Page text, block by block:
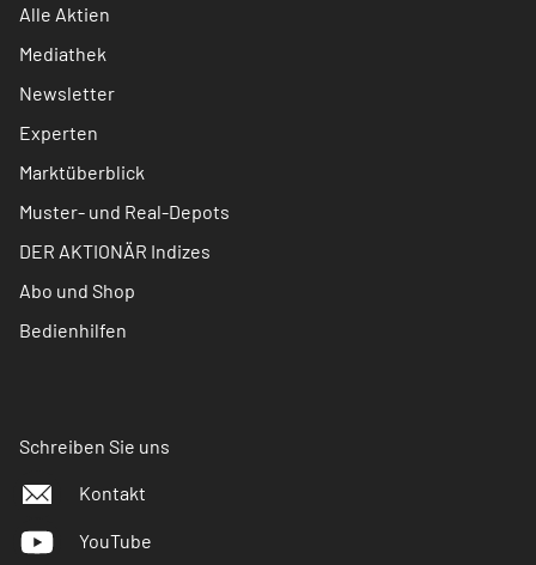
Alle Aktien
Mediathek
Newsletter
Experten
Marktüberblick
Muster- und Real-Depots
DER AKTIONÄR Indizes
Abo und Shop
Bedienhilfen
Schreiben Sie uns
Kontakt
YouTube